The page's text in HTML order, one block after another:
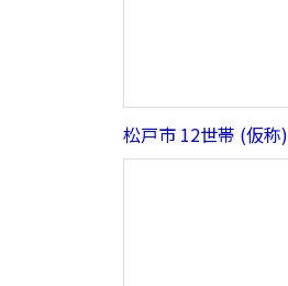
松戸市 12世帯 (仮